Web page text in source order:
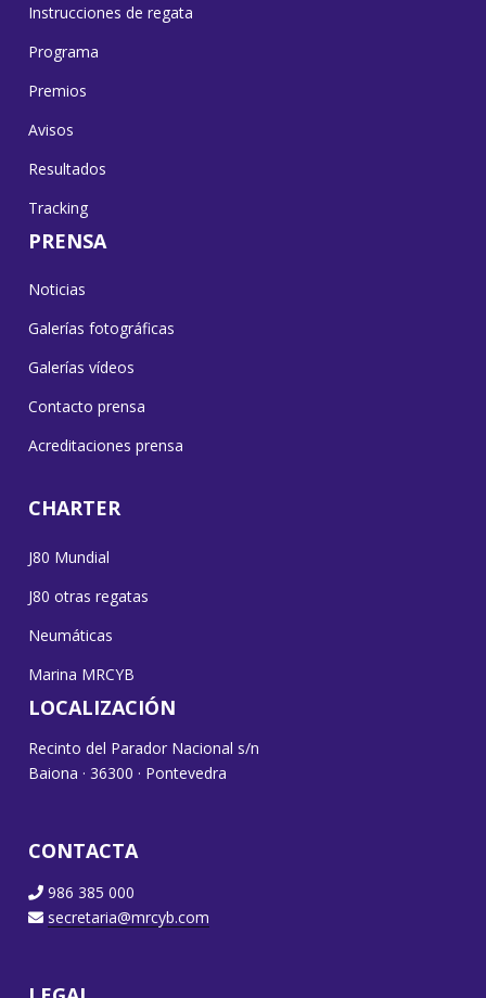
Instrucciones de regata
Programa
Premios
Avisos
Resultados
Tracking
PRENSA
Noticias
Galerías fotográficas
Galerías vídeos
Contacto prensa
Acreditaciones prensa
CHARTER
J80 Mundial
J80 otras regatas
Neumáticas
Marina MRCYB
LOCALIZACIÓN
Recinto del Parador Nacional s/n
Baiona · 36300 · Pontevedra
CONTACTA
986 385 000
secretaria@mrcyb.com